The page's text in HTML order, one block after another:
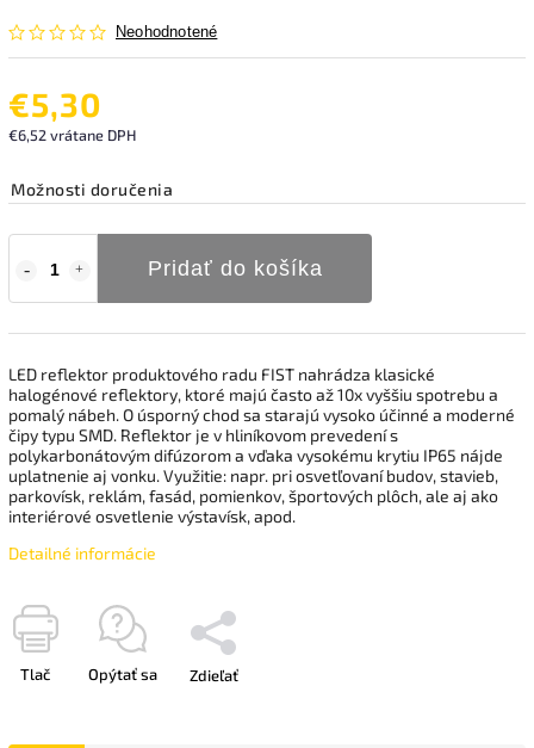
Neohodnotené
€5,30
€6,52 vrátane DPH
Možnosti doručenia
Pridať do košíka
LED reflektor produktového radu FIST nahrádza klasické
halogénové reflektory, ktoré majú často až 10x vyššiu spotrebu a
pomalý nábeh. O úsporný chod sa starajú vysoko účinné a moderné
čipy typu SMD. Reflektor je v hliníkovom prevedení s
polykarbonátovým difúzorom a vďaka vysokému krytiu IP65 nájde
uplatnenie aj vonku. Využitie: napr. pri osvetľovaní budov, stavieb,
parkovísk, reklám, fasád, pomienkov, športových plôch, ale aj ako
interiérové ​​osvetlenie výstavísk, apod.
Detailné informácie
Tlač Opýtať sa Zdieľať